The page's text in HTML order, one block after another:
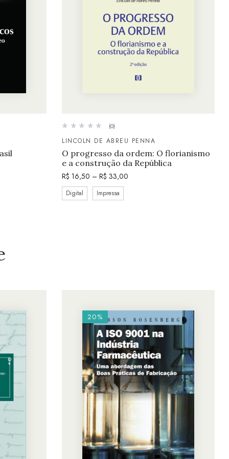
(0)
LINCOLN DE ABREU PENNA
O progresso da ordem: O florianismo
e a construção da República
R$ 16,50 – R$ 33,00
Digital Impressa
20%